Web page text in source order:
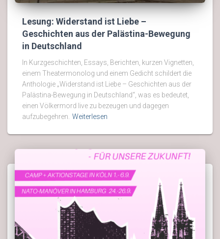
Lesung: Widerstand ist Liebe –
Geschichten aus der Palästina-Bewegung
in Deutschland
In Kurzgeschichten, Essays, Berichten, kurzen Vignetten,
einem Theatermonolog und einem Gedicht schildert die
Anthologie „Widerstand ist Liebe – Geschichten aus der
Palästina-Bewegung in Deutschland“, was es bedeutet,
einen Völkermord live zu bezeugen und dagegen
aufzubegehren. Weiterlesen